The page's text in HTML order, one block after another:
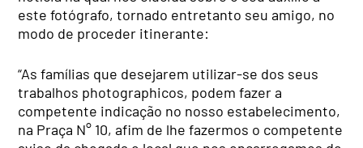
este fotógrafo, tornado entretanto seu amigo, no
modo de proceder itinerante:
“As famílias que desejarem utilizar-se dos seus
trabalhos photographicos, podem fazer a
competente indicação no nosso estabelecimento,
na Praça N° 10, afim de lhe fazermos o competente